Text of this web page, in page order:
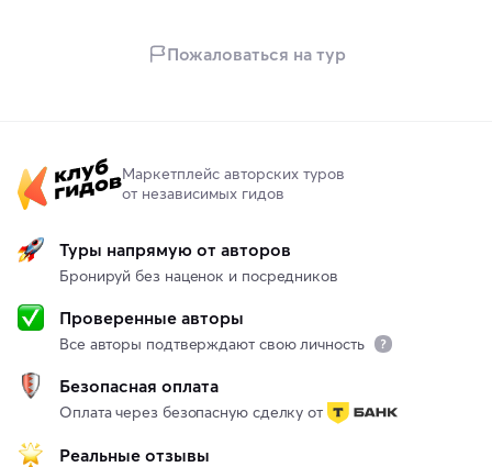
Пожаловаться на тур
Маркетплейс авторских туров
от независимых гидов
Туры напрямую от авторов
Бронируй без наценок и посредников
Проверенные авторы
Все авторы подтверждают свою личность
Безопасная оплата
Оплата через безопасную сделку от
Реальные отзывы